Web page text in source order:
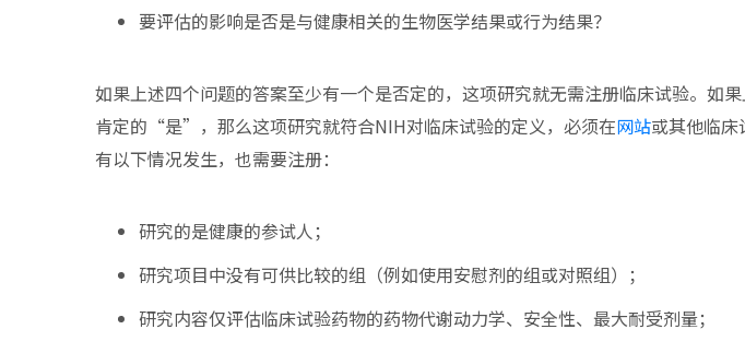
要评估的影响是否是与健康相关的生物医学结果或行为结果？
如果上述四个问题的答案至少有一个是否定的，这项研究就无需注册临床试验。如
肯定的“是”，那么这项研究就符合NIH对临床试验的定义，必须在网站或其他临
有以下情况发生，也需要注册：
研究的是健康的参试人；
研究项目中没有可供比较的组（例如使用安慰剂的组或对照组）；
研究内容仅评估临床试验药物的药物代谢动力学、安全性、最大耐受剂量；